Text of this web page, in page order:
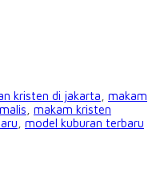
kristen di jakarta makam
makam kristen
model kuburan terbaru